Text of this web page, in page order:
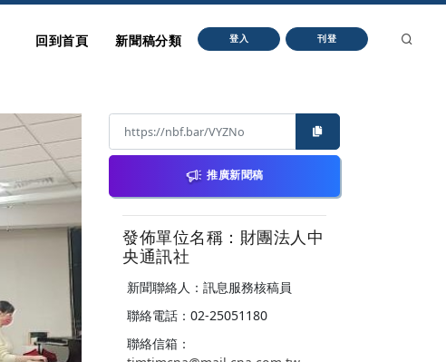
回到首頁 新聞稿分類 登入 刊登
推廣新聞稿
發佈單位名稱：財團法人中
央通訊社
新聞聯絡人：訊息服務核稿員
聯絡電話：02-25051180
聯絡信箱：